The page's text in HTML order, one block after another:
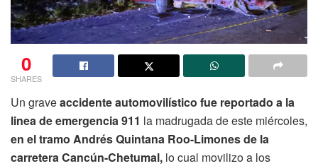
0
SHARES
Un graveaccidente automovilístico fue reportado a la
linea de emergencia 911 la madrugada de este miércoles,
en el tramo Andrés Quintana Roo-Limones de la
carretera Cancún-Chetumal, lo cual movilizo a los